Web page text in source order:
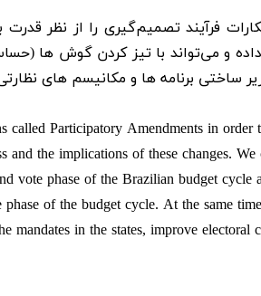
فرآیند تصمیم‌گیری را از نظر
داده و می‌تواند با تیز کردن گوش ها
ساختی برنامه ها و مکانیسم های
Participatory Amendments in order
the implications of these changes. We
vote phase of the Brazilian budget cycle
of the budget cycle. At the same
mandates in the states, improve electoral